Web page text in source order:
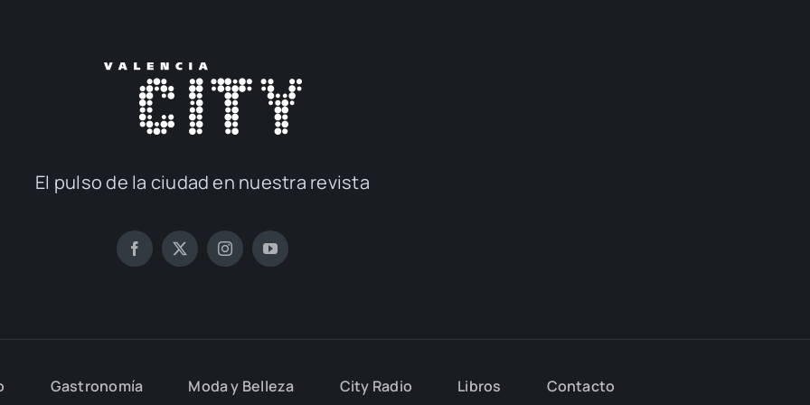
El pul­so de la ciu­dad en nues­tra revis­ta
Gas­tro­no­mía Moda y Belle­za City Radio Libros Con­tac­to